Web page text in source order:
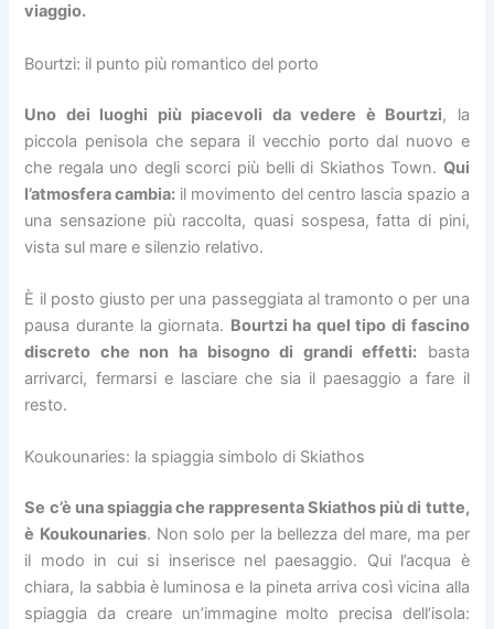
viaggio.
Bourtzi: il punto più romantico del porto
Uno dei luoghi più piacevoli da vedere è Bourtzi, la
piccola penisola che separa il vecchio porto dal nuovo e
che regala uno degli scorci più belli di Skiathos Town. Qui
l’atmosfera cambia: il movimento del centro lascia spazio a
una sensazione più raccolta, quasi sospesa, fatta di pini,
vista sul mare e silenzio relativo.
È il posto giusto per una passeggiata al tramonto o per una
pausa durante la giornata. Bourtzi ha quel tipo di fascino
discreto che non ha bisogno di grandi effetti: basta
arrivarci, fermarsi e lasciare che sia il paesaggio a fare il
resto.
Koukounaries: la spiaggia simbolo di Skiathos
Se c’è una spiaggia che rappresenta Skiathos più di tutte,
è Koukounaries. Non solo per la bellezza del mare, ma per
il modo in cui si inserisce nel paesaggio. Qui l’acqua è
chiara, la sabbia è luminosa e la pineta arriva così vicina alla
spiaggia da creare un’immagine molto precisa dell’isola: